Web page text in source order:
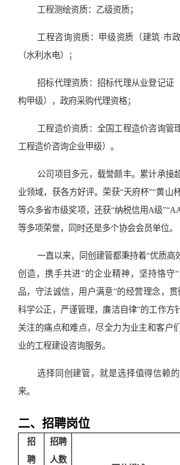
工程测绘资质：乙级资质；
工程咨询资质：甲级资质（建筑·市
（水利水电）；
招标代理资质：招标代理从业登记证
构甲级），政府采购代理资格；
工程造价资质：全国工程造价咨询管
工程造价咨询企业甲级）。
公司项目多元，载誉颇丰。累计承接
业领域，获各方好评。荣获“天府杯”“黄山
等众多省市级奖项，还获“纳税信用A级
等多项荣誉，同时还是多个协会会员单位。
一直以来，同创建管都秉持着“优质高
创造，携手共进”的企业精神，坚持恪守
品，守法诚信，用户满意”的经营理念，贯
科学公正，严谨管理，廉洁自律”的工作方
关注的痛点和难点，尽全力为业主和客户
业的工程建设咨询服务。
选择同创建管，就是选择值得信赖
来。
二、招聘岗位
招
聘
招聘
人数